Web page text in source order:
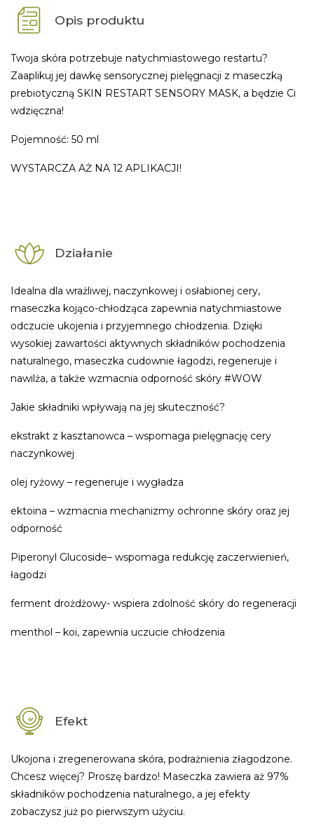
Opis produktu
Twoja skóra potrzebuje natychmiastowego restartu?
Zaaplikuj jej dawkę sensorycznej pielęgnacji z maseczką
prebiotyczną SKIN RESTART SENSORY MASK, a będzie Ci
wdzięczna!
Pojemność: 50 ml
WYSTARCZA AŻ NA 12 APLIKACJI!
Działanie
Idealna dla wrażliwej, naczynkowej i osłabionej cery,
maseczka kojąco-chłodząca zapewnia natychmiastowe
odczucie ukojenia i przyjemnego chłodzenia. Dzięki
wysokiej zawartości aktywnych składników pochodzenia
naturalnego, maseczka cudownie łagodzi, regeneruje i
nawilża, a także wzmacnia odporność skóry #WOW
Jakie składniki wpływają na jej skuteczność?
ekstrakt z kasztanowca – wspomaga pielęgnację cery
naczynkowej
olej ryżowy – regeneruje i wygładza
ektoina – wzmacnia mechanizmy ochronne skóry oraz jej
odporność
Piperonyl Glucoside– wspomaga redukcję zaczerwienień,
łagodzi
ferment drożdżowy- wspiera zdolność skóry do regeneracji
menthol – koi, zapewnia uczucie chłodzenia
Efekt
Ukojona i zregenerowana skóra, podrażnienia złagodzone.
Chcesz więcej? Proszę bardzo! Maseczka zawiera aż 97%
składników pochodzenia naturalnego, a jej efekty
zobaczysz już po pierwszym użyciu.